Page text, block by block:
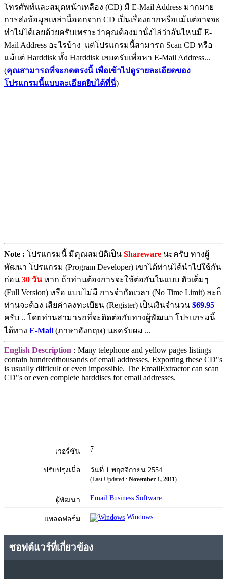
โทรศัพท์และสมุดหน้าเหลือง (CD) มี E-Mail Address มากมาย
การส่งข้อมูลเหล่านี้ออกจาก CD เป็นเรื่องยากหรือแม้แต่อาจจะ
ทำไม่ได้เลยด้วยครับเพราะว่าคุณต้องมานั่งไล่ว่าอันไหนมี E-
Mail Address อะไรบ้าง แต่โปรแกรมนี้สามารถ Scan CD หรือ
แม้แต่ Harddisk ทั้ง Harddisk เลยครับเพื่อหา E-Mail Address...
(คุณสามารถที่จะกดตรงนี้ เพื่อเข้าไปดูรายละเอียดของ
โปรแกรมนี้แบบละเอียดยิบได้ที่นี่)
Note : โปรแกรมนี้ มีคุณสมบัติเป็น Shareware นะครับ ทางผู้
พัฒนา โปรแกรม (Program Developer) เขาได้ท่านได้นำไปใช้กัน
ก่อน 30 วันหาก ถ้าท่านต้องการจะใช้ต่อกันในแบบ ตัวเต็มๆ
(Full Version) หรือ แบบไม่มี การจำกัดเวลา (No Time Limit) ละก็
ท่านจะต้อง เสียค่าลงทะเบียน (Register) เป็นเงินจำนวน $69.95
ครับ .. โดยท่านสามารถที่จะติดต่อกับทางผู้พัฒนา โปรแกรมนี้
ได้ทาง E-Mail (ภาษาอังกฤษ) นะครับผม ...
English Description : Many telephone and yellow pages listings
contain hundredthousands of email addresses. Exporting these CD"s
is usually difficult or even impossible. The EmailExtractor can scan
CD"s or even complete harddiscs for email addresses.
เวอร์ชัน 7
ปรับปรุงเมื่อ วันที่ 1 พฤศจิกายน 2554
(Last Updated : November 1, 2011)
ผู้พัฒนา Email Business Software
แพลตฟอร์ม Windows
ซอฟต์แวร์ที่เกี่ยวข้อง